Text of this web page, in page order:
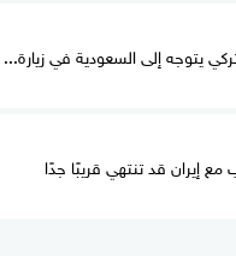
يتوجه إلى السعودية في زيارة...
إيران قد تنتهي قريبًا جدًا